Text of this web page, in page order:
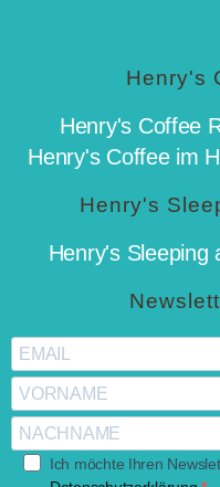
Henry's
Henry's Coffee
Henry's Coffee im
Henry's
Henry's Sleeping
Ich möchte Ihren